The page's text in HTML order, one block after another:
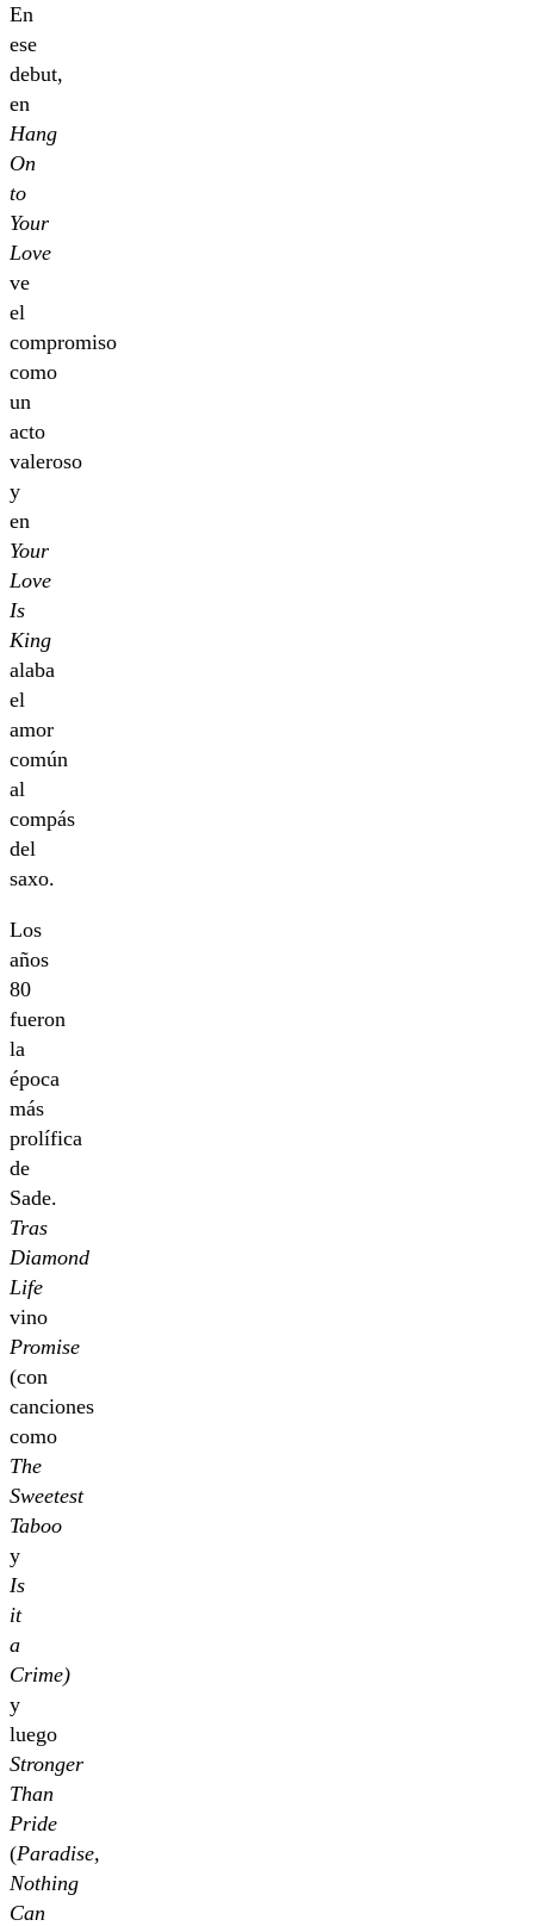
En
ese
debut,
en
Hang
On
to
Your
Love
ve
el
compromiso
como
un
acto
valeroso
y
en
Your
Love
Is
King
alaba
el
amor
común
al
compás
del
saxo.
Los
años
80
fueron
la
época
más
prolífica
de
Sade.
Tras
Diamond
Life
vino
Promise
(con
canciones
como
The
Sweetest
Taboo
y
Is
it
a
Crime)
y
luego
Stronger
Than
Pride
(Paradise,
Nothing
Can